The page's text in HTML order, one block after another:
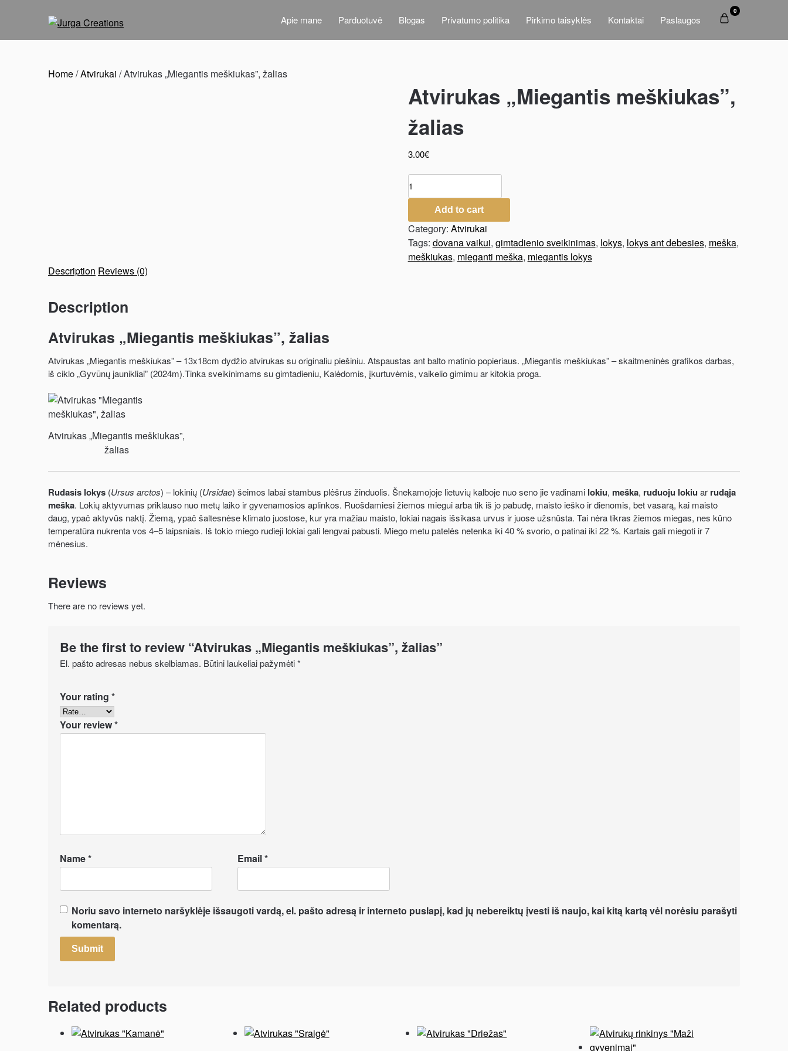
Apie mane Parduotuvė Blogas Privatumo politika Pirkimo taisyklės Kontaktai Paslaugos
0
Home/Atvirukai / Atvirukas „Miegantis meškiukas”, žalias
Atvirukas „Miegantis meškiukas”,
žalias
3.00€
Add to cart
Category: Atvirukai
Tags: dovana vaikui, gimtadienio sveikinimas, lokys, lokys ant debesies, meška,
meškiukas, mieganti meška, miegantis lokys
Description Reviews (0)
Description
Atvirukas „Miegantis meškiukas”, žalias
Atvirukas „Miegantis meškiukas” – 13x18cm dydžio atvirukas su originaliu piešiniu. Atspaustas ant balto matinio popieriaus. „Miegantis meškiukas” – skaitmeninės grafikos darbas,
iš ciklo „Gyvūnų jaunikliai” (2024m).Tinka sveikinimams su gimtadieniu, Kalėdomis, įkurtuvėmis, vaikelio gimimu ar kitokia proga.
Atvirukas „Miegantis meškiukas”,
žalias
Rudasis lokys (Ursus arctos) – lokinių (Ursidae) šeimos labai stambus plėšrus žinduolis. Šnekamojoje lietuvių kalboje nuo seno jie vadinami lokiu, meška, ruduoju lokiu ar rudąja
meška. Lokių aktyvumas priklauso nuo metų laiko ir gyvenamosios aplinkos. Ruošdamiesi žiemos miegui arba tik iš jo pabudę, maisto ieško ir dienomis, bet vasarą, kai maisto
daug, ypač aktyvūs naktį. Žiemą, ypač šaltesnėse klimato juostose, kur yra mažiau maisto, lokiai nagais išsikasa urvus ir juose užsnūsta. Tai nėra tikras žiemos miegas, nes kūno
temperatūra nukrenta vos 4–5 laipsniais. Iš tokio miego rudieji lokiai gali lengvai pabusti. Miego metu patelės netenka iki 40 % svorio, o patinai iki 22 %. Kartais gali miegoti ir 7
mėnesius.
Reviews
There are no reviews yet.
Be the first to review “Atvirukas „Miegantis meškiukas”, žalias”
El. pašto adresas nebus skelbiamas. Būtini laukeliai pažymėti*
Your rating *
Your review*
Name* Email*
Noriu savo interneto naršyklėje išsaugoti vardą, el. pašto adresą ir interneto puslapį, kad jų nebereiktų įvesti iš naujo, kai kitą kartą vėl norėsiu parašyti
komentarą.
Related products